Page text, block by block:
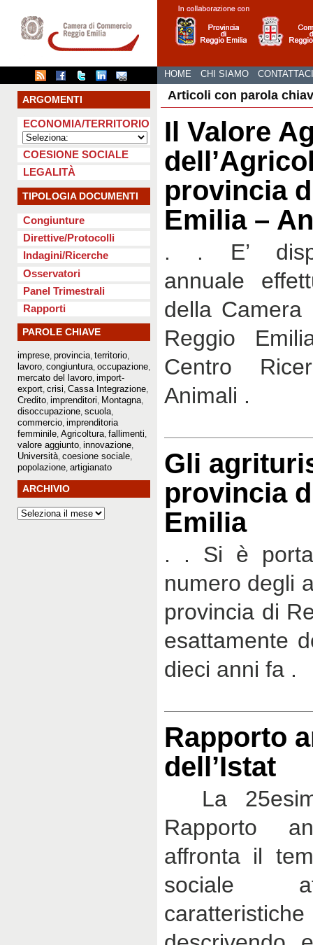
HOME CHI SIAMO CONTATTACI
ARGOMENTI
ECONOMIA/TERRITORIO
COESIONE SOCIALE
LEGALITÀ
TIPOLOGIA DOCUMENTI
Congiunture
Direttive/Protocolli
Indagini/Ricerche
Osservatori
Panel Trimestrali
Rapporti
PAROLE CHIAVE
imprese provincia territorio
lavoro congiuntura occupazione
mercato del lavoro import-
export crisi Cassa Integrazione
Credito imprenditori Montagna
disoccupazione scuola
commercio imprenditoria
femminile Agricoltura fallimenti
valore aggiunto innovazione
Università coesione sociale
popolazione artigianato
ARCHIVIO
Articoli con parola
Il Valore
provincia
Emilia –
. . E’
annuale
della Camera
Reggio
Centro
Animali .
Gli
provincia
Emilia
. . Si è
numero degli
provincia di
esattamente
dieci anni fa .
Rapporto
dell’Istat
La
Rapporto
affronta il
sociale